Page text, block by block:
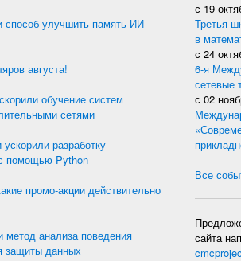
улучшить память ИИ-
августа!
обучение систем
сетями
разработку
помощью Python
промо-акции действительно
метод анализа поведения
защиты данных
с 19
Третья
в
с 24
6-я
сетевые
с 02
Все
сайта